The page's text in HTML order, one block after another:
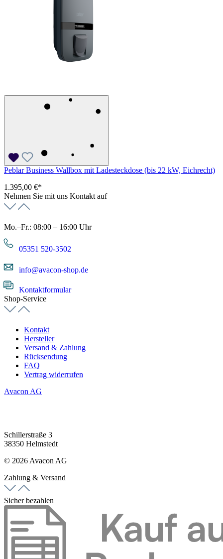
Peblar Business Wallbox mit Ladesteckdose (bis 22 kW, Eichrecht)
1.395,00 €*
Nehmen Sie mit uns Kontakt auf
Mo.–Fr.: 08:00 – 16:00 Uhr
05351 520-3502
info@avacon-shop.de
Kontaktformular
Shop-Service
Kontakt
Hersteller
Versand & Zahlung
Rücksendung
FAQ
Vertrag widerrufen
Avacon AG
Schillerstraße 3
38350 Helmstedt
© 2026 Avacon AG
Zahlung & Versand
Sicher bezahlen